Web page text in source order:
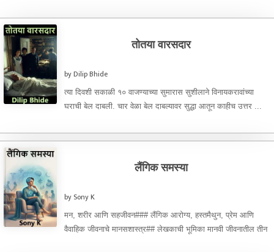
तोतया वारसदार
by Dilip Bhide
त्या दिवशी सकाळी १० वाजण्याच्या सुमारास सुशीलाने विनायकरावांच्या
घराची बेल दाबली. चार वेळा बेल दाबल्यावर सुद्धा आतून काहीच उत्तर ...
लैंगिक समस्या
by Sony K
मन, शरीर आणि सहजीवन### लैंगिक आरोग्य, हस्तमैथुन, प्रेम आणि
वैवाहिक जीवनाचे मानसशास्त्र## लेखकाची भूमिका मानवी जीवनातील तीन